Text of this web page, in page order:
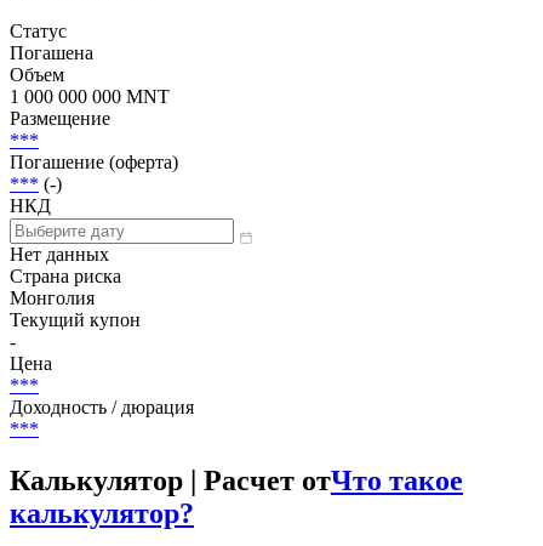
В буфер обмена
Дисконтные, Bills
Статус
Погашена
Объем
1 000 000 000 MNT
Размещение
***
Погашение (оферта)
*** (-)
НКД
Страна риска
Монголия
Текущий купон
-
***
Доходность / дюрация
***